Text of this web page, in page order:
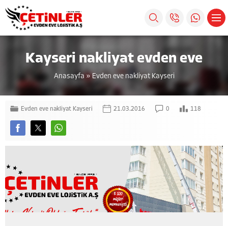
Kayseri nakliyat evden eve
Anasayfa » Evden eve nakliyat Kayseri
Evden eve nakliyat Kayseri 21.03.2016 0 118